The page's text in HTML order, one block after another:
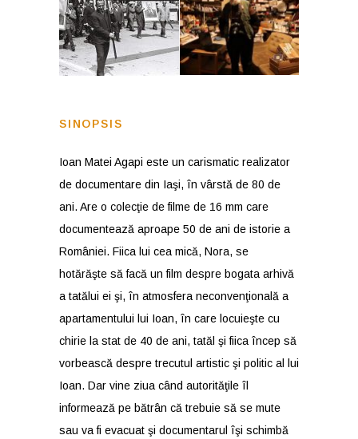
SINOPSIS
Ioan Matei Agapi este un carismatic realizator
de documentare din Iaşi, în vârstă de 80 de
ani. Are o colecţie de filme de 16 mm care
documentează aproape 50 de ani de istorie a
României. Fiica lui cea mică, Nora, se
hotărăşte să facă un film despre bogata arhivă
a tatălui ei şi, în atmosfera neconvenţională a
apartamentului lui Ioan, în care locuieşte cu
chirie la stat de 40 de ani, tatăl şi fiica încep să
vorbească despre trecutul artistic şi politic al lui
Ioan. Dar vine ziua când autorităţile îl
informează pe bătrân că trebuie să se mute
sau va fi evacuat şi documentarul îşi schimbă